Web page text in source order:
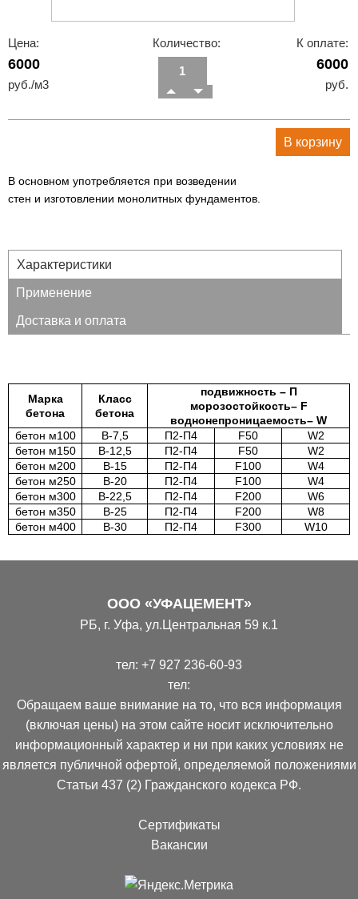
Цена:
6000
руб./м3
Количество: К оплате:
6000
руб.
В корзину
В основном употребляется при возведении
стен и изготовлении монолитных фундаментов.
Характеристики
Применение
Доставка и оплата
Марка
бетона
Класс
бетона
подвижность – П
морозостойкость– F
воднонепроницаемость– W
бетон м100
В-7,5 П2-П4 F50
W2
бетон м150
В-12,5 П2-П4 F50
W2
бетон м200
В-15 П2-П4 F100
W4
бетон м250
В-20 П2-П4 F100
W4
бетон м300
В-22,5 П2-П4 F200
W6
бетон м350
В-25 П2-П4 F200
W8
бетон м400
В-30 П2-П4 F300 W10
ООО «УФАЦЕМЕНТ»
РБ, г. Уфа, ул.Центральная 59 к.1
тел: +7 927 236-60-93
тел:
Обращаем ваше внимание на то, что вся информация
(включая цены) на этом сайте носит исключительно
информационный характер и ни при каких условиях не
является публичной офертой, определяемой положениями
Статьи 437 (2) Гражданского кодекса РФ.
Сертификаты
Вакансии